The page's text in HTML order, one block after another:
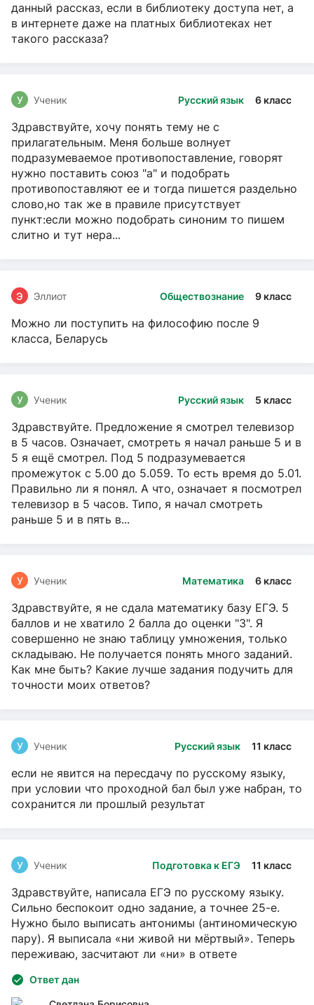
данный рассказ, если в библиотеку доступа нет, а
в интернете даже на платных библиотеках нет
такого рассказа?
Русский язык 6 класс
У Ученик
Здравствуйте, хочу понять тему не с
прилагательным. Меня больше волнует
подразумеваемое противопоставление, говорят
нужно поставить союз "а" и подобрать
противопоставляют ее и тогда пишется раздельно
слово,но так же в правиле присутствует
пункт:если можно подобрать синоним то пишем
слитно и тут нера...
Обществознание 9 класс
Э Эллиот
Можно ли поступить на философию после 9
класса, Беларусь
Русский язык 5 класс
У Ученик
Здравствуйте. Предложение я смотрел телевизор
в 5 часов. Означает, смотреть я начал раньше 5 и в
5 я ещё смотрел. Под 5 подразумевается
промежуток с 5.00 до 5.059. То есть время до 5.01.
Правильно ли я понял. А что, означает я посмотрел
телевизор в 5 часов. Типо, я начал смотреть
раньше 5 и в пять в...
Математика 6 класс
У Ученик
Здравствуйте, я не сдала математику базу ЕГЭ. 5
баллов и не хватило 2 балла до оценки "3". Я
совершенно не знаю таблицу умножения, только
складываю. Не получается понять много заданий.
Как мне быть? Какие лучше задания подучить для
точности моих ответов?
Русский язык 11 класс
У Ученик
если не явится на пересдачу по русскому языку,
при условии что проходной бал был уже набран, то
сохранится ли прошлый результат
Подготовка к ЕГЭ 11 класс
У Ученик
Здравствуйте, написала ЕГЭ по русскому языку.
Сильно беспокоит одно задание, а точнее 25-е.
Нужно было выписать антонимы (антиномическую
пару). Я выписала «ни живой ни мёртвый». Теперь
переживаю, засчитают ли «ни» в ответе
Ответ дан